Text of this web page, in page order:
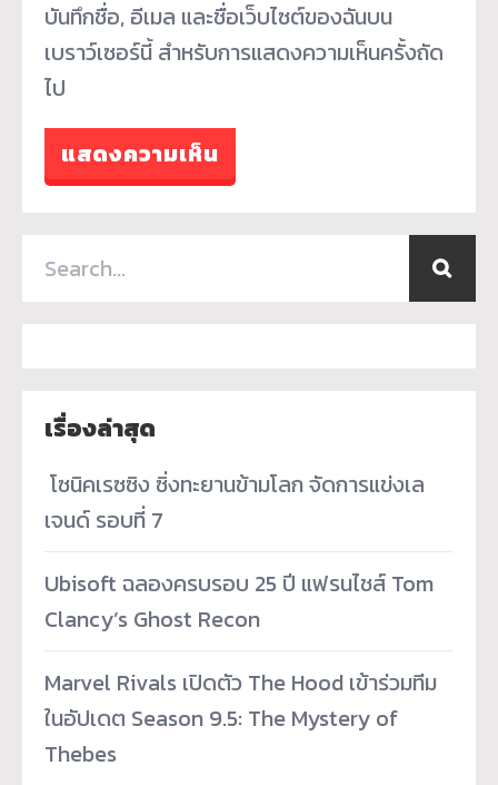
บันทึกชื่อ, อีเมล และชื่อเว็บไซต์ของฉันบน
เบราว์เซอร์นี้ สำหรับการแสดงความเห็นครั้งถัด
ไป
เรื่องล่าสุด
­ โซนิคเรซซิง ซิ่งทะยานข้ามโลก จัดการแข่งเล
เจนด์ รอบที่ 7
Ubisoft ฉลองครบรอบ 25 ปี แฟรนไชส์ Tom
Clancy’s Ghost Recon
Marvel Rivals เปิดตัว The Hood เข้าร่วมทีม
ในอัปเดต Season 9.5: The Mystery of
Thebes